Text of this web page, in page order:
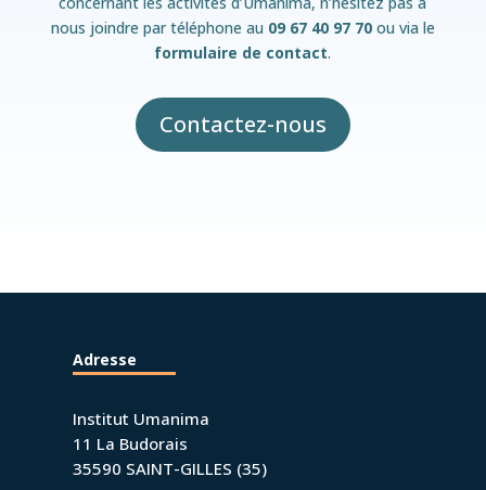
nous joindre par téléphone au 09 67 40 97 70ou via le
formulaire de contact.
Contactez-nous
Adresse
Institut Umanima
11 La Budorais
35590 SAINT-GILLES (35)